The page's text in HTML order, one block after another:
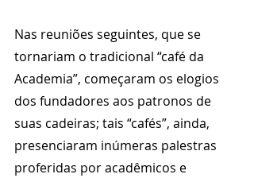
Nas reuniões seguintes, que se
tornariam o tradicional “café da
Academia”, começaram os elogios
dos fundadores aos patronos de
suas cadeiras; tais “cafés”, ainda,
presenciaram inúmeras palestras
proferidas por acadêmicos e